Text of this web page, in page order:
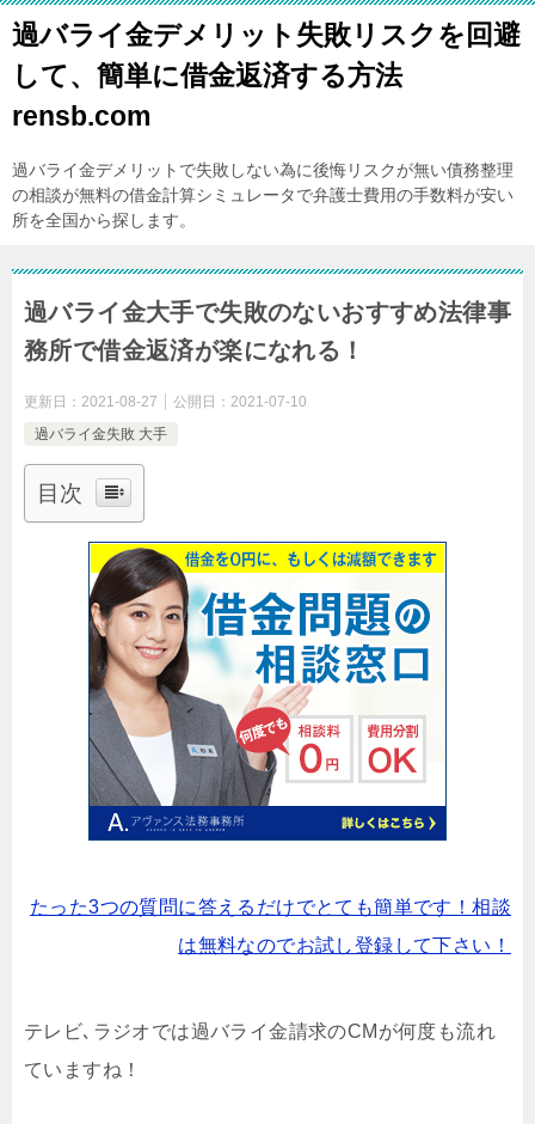
過バライ金デメリット失敗リスクを回避
して、簡単に借金返済する方法
rensb.com
過バライ金デメリットで失敗しない為に後悔リスクが無い債務整理
の相談が無料の借金計算シミュレータで弁護士費用の手数料が安い
所を全国から探します。
過バライ金大手で失敗のないおすすめ法律事
務所で借金返済が楽になれる！
更新日： 2021-08-27 公開日： 2021-07-10
過バライ金失敗 大手
目次
たった3つの質問に答えるだけでとても簡単です！相談
は無料なのでお試し登録して下さい！
テレビ､ラジオでは過バライ金請求のCMが何度も流れ
ていますね！